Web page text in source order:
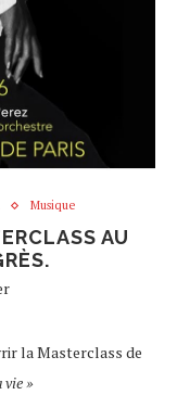
Musique
AU
la Masterclass de
vie »